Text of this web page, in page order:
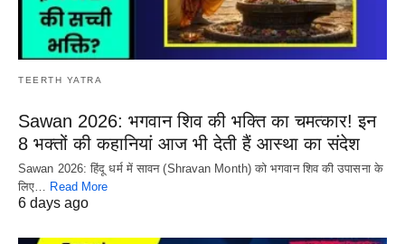
TEERTH YATRA
Sawan 2026: भगवान शिव की भक्ति का चमत्कार! इन
8 भक्तों की कहानियां आज भी देती हैं आस्था का संदेश
Sawan 2026: हिंदू धर्म में सावन (Shravan Month) को भगवान शिव की उपासना के
लिए…
Read More
6 days ago